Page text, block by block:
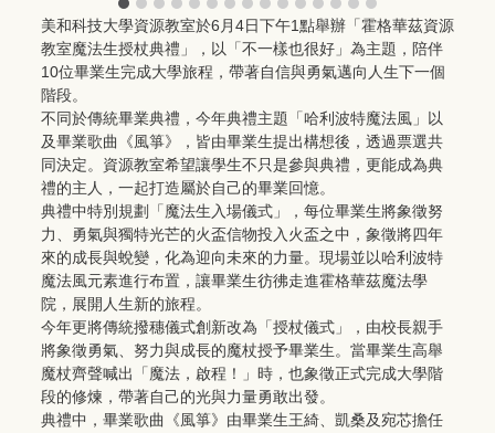
美和科技大學資源教室於6月4日下午1點舉辦「霍格華茲資源
教室魔法生授杖典禮」，以「不一樣也很好」為主題，陪伴
10位畢業生完成大學旅程，帶著自信與勇氣邁向人生下一個
階段。
不同於傳統畢業典禮，今年典禮主題「哈利波特魔法風」以
及畢業歌曲《風箏》，皆由畢業生提出構想後，透過票選共
同決定。資源教室希望讓學生不只是參與典禮，更能成為典
禮的主人，一起打造屬於自己的畢業回憶。
典禮中特別規劃「魔法生入場儀式」，每位畢業生將象徵努
力、勇氣與獨特光芒的火盃信物投入火盃之中，象徵將四年
來的成長與蛻變，化為迎向未來的力量。現場並以哈利波特
魔法風元素進行布置，讓畢業生彷彿走進霍格華茲魔法學
院，展開人生新的旅程。
今年更將傳統撥穗儀式創新改為「授杖儀式」，由校長親手
將象徵勇氣、努力與成長的魔杖授予畢業生。當畢業生高舉
魔杖齊聲喊出「魔法，啟程！」時，也象徵正式完成大學階
段的修煉，帶著自己的光與力量勇敢出發。
典禮中，畢業歌曲《風箏》由畢業生王綺、凱桑及宛芯擔任